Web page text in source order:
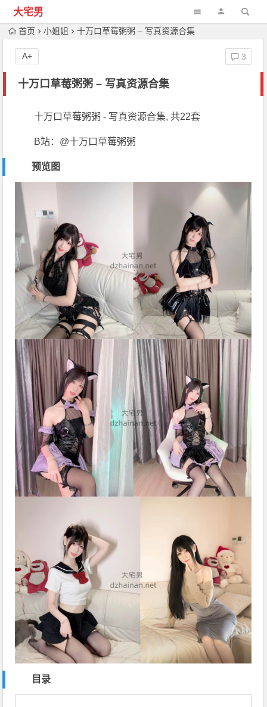
大宅男
首页 小姐姐 十万口草莓粥粥 – 写真资源合集
十万口草莓粥粥 – 写真资源合集
3
A+
十万口草莓粥粥 - 写真资源合集, 共22套
B站：@十万口草莓粥粥
预览图
目录